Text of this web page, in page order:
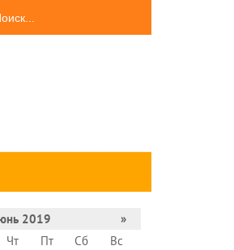
2019
»
Чт Пт Сб
Вс